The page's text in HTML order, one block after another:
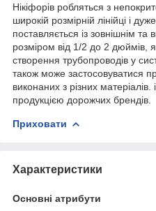
Нікіфорів робляться з
широкій розмірній лінійці і
поставляється із зовнішнім та
розміром від 1/2 до 2 дюймів,
створення трубопроводів у
також може застосовуватися
виконаних з різних
продукцією дорожчих брендів.
Приховати
Характеристики
Основні атрибути